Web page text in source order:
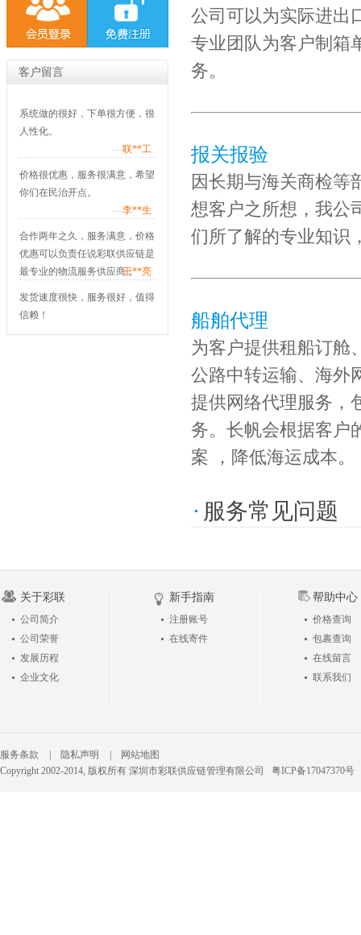
客户留言
系统做的很好，下单很方便，很
人性化。
---联**工
价格很优惠，服务很满意，希望
你们在民治开点。
---李**生
合作两年之久，服务满意，价格
优惠可以负责任说彩联供应链是
最专业的物流服务供应商；
---王**亮
发货速度很快，服务很好，值得
信赖！
---张**生
公司可以为实际进出
专业团队为客户制箱
务。
报关报验
因长期与海关商检等
想客户之所想，我公
们所了解的专业知识
船舶代理
为客户提供租船订舱
公路中转运输、海外
提供网络代理服务，
务。长帆会根据客户
案 ，降低海运成本。
服务常见问题
关于彩联
公司简介
公司荣誉
发展历程
企业文化
新手指南
注册账号
在线寄件
帮助中心
价格查询
包裹查询
在线留言
联系我们
服务条款 隐私声明
网站地图
Copyright 2002-2014, 版权所有 深圳市彩联供应链管理有限公司 粤ICP备17047370号